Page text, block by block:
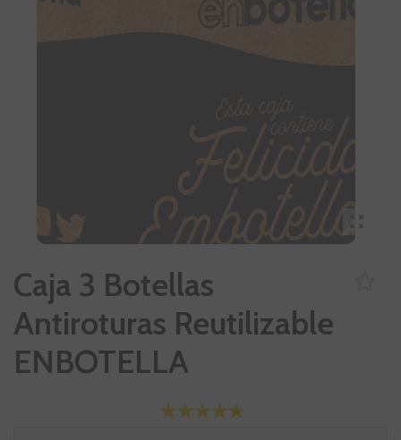
Caja 3 Botellas
Antiroturas Reutilizable
ENBOTELLA